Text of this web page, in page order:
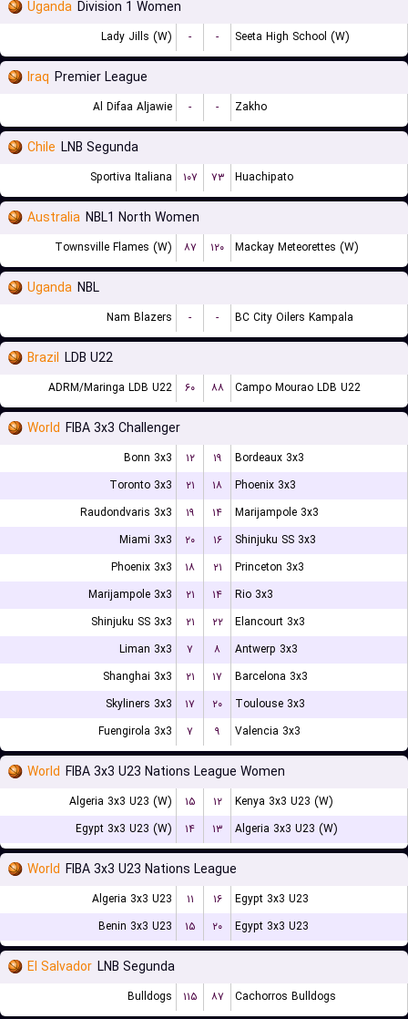
Uganda Division 1 Women
Lady Jills (W) - - Seeta High School (W)
Iraq Premier League
Al Difaa Aljawie - - Zakho
Chile LNB Segunda
Sportiva Italiana ۱۰۷ ۷۳ Huachipato
Australia NBL1 North Women
Townsville Flames (W) ۸۷ ۱۲۰ Mackay Meteorettes (W)
Uganda NBL
Nam Blazers - - BC City Oilers Kampala
Brazil LDB U22
ADRM/Maringa LDB U22 ۶۰ ۸۸ Campo Mourao LDB U22
World FIBA 3x3 Challenger
Bonn 3x3 ۱۲ ۱۹
Bordeaux 3x3
Toronto 3x3
۲۱ ۱۸
Phoenix 3x3
Raudondvaris 3x3
۱۹ ۱۴
Marijampole 3x3
Miami 3x3
۲۰ ۱۶
Shinjuku SS 3x3
Phoenix 3x3
۱۸ ۲۱
Princeton 3x3
Marijampole 3x3
۲۱ ۱۴
Rio 3x3
Shinjuku SS 3x3
۲۱ ۲۲
Elancourt 3x3
Liman 3x3
۷ ۸
Antwerp 3x3
Shanghai 3x3
۲۱ ۱۷
Barcelona 3x3
Skyliners 3x3
۱۷ ۲۰
Toulouse 3x3
Fuengirola 3x3
۷ ۹ Valencia 3x3
World FIBA 3x3 U23 Nations League Women
Algeria 3x3 U23 (W) ۱۵ ۱۲
Kenya 3x3 U23 (W)
Egypt 3x3 U23 (W)
۱۴ ۱۳ Algeria 3x3 U23 (W)
World FIBA 3x3 U23 Nations League
Algeria 3x3 U23 ۱۱ ۱۶
Egypt 3x3 U23
Benin 3x3 U23
۱۵ ۲۰ Egypt 3x3 U23
El Salvador LNB Segunda
Bulldogs ۱۱۵ ۸۷ Cachorros Bulldogs